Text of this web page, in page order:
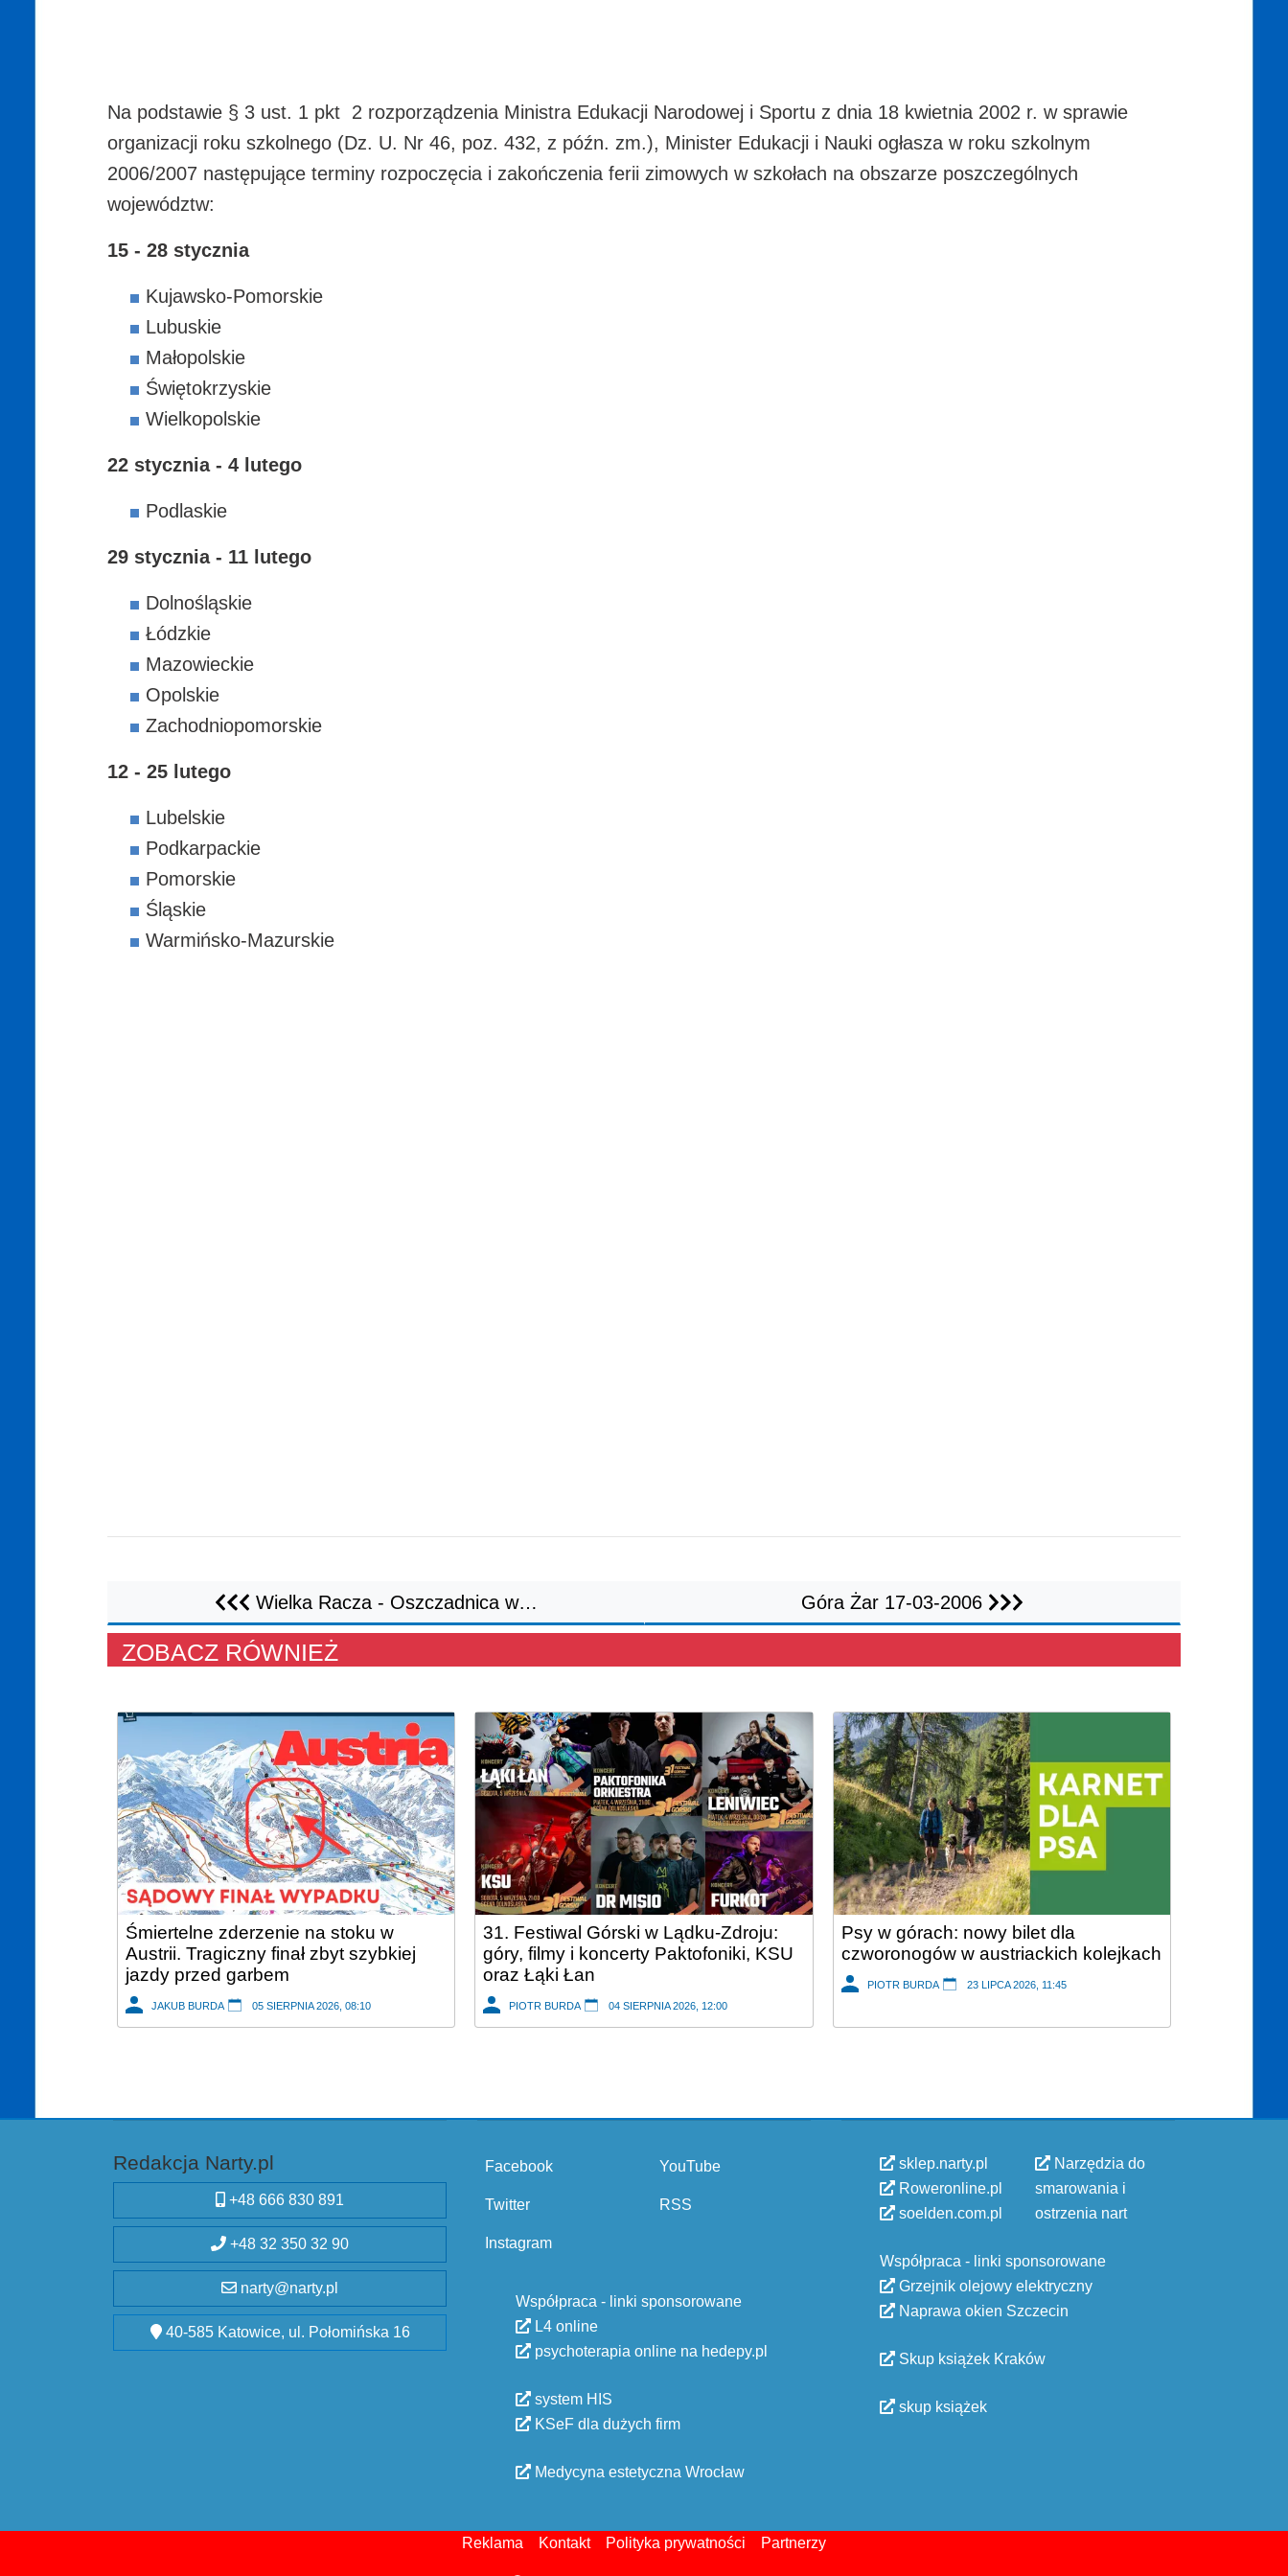
Na podstawie § 3 ust. 1 pkt 2 rozporządzenia Ministra Edukacji Narodowej i Sportu z dnia 18 kwietnia 2002 r. w sprawie
organizacji roku szkolnego (Dz. U. Nr 46, poz. 432, z późn. zm.), Minister Edukacji i Nauki ogłasza w roku szkolnym
2006/2007 następujące terminy rozpoczęcia i zakończenia ferii zimowych w szkołach na obszarze poszczególnych
województw:
15 - 28 stycznia
Kujawsko-Pomorskie
Lubuskie
Małopolskie
Świętokrzyskie
Wielkopolskie
22 stycznia - 4 lutego
Podlaskie
29 stycznia - 11 lutego
Dolnośląskie
Łódzkie
Mazowieckie
Opolskie
Zachodniopomorskie
12 - 25 lutego
Lubelskie
Podkarpackie
Pomorskie
Śląskie
Warmińsko-Mazurskie
Wielka Racza - Oszczadnica w… Góra Żar 17-03-2006
ZOBACZ RÓWNIEŻ
Śmiertelne zderzenie na stoku w
Austrii. Tragiczny finał zbyt szybkiej
jazdy przed garbem
JAKUB BURDA 05 SIERPNIA 2026, 08:10
31. Festiwal Górski w Lądku-Zdroju:
góry, filmy i koncerty Paktofoniki, KSU
oraz Łąki Łan
PIOTR BURDA 04 SIERPNIA 2026, 12:00
Psy w górach: nowy bilet dla
czworonogów w austriackich kolejkach
PIOTR BURDA 23 LIPCA 2026, 11:45
Redakcja Narty.pl
+48 666 830 891
+48 32 350 32 90
narty@narty.pl
40-585 Katowice, ul. Połomińska 16
Facebook
Twitter
Instagram
YouTube
RSS
Współpraca - linki sponsorowane
L4 online
psychoterapia online na hedepy.pl
system HIS
KSeF dla dużych firm
Medycyna estetyczna Wrocław
sklep.narty.pl
Roweronline.pl
soelden.com.pl
Narzędzia do
smarowania i
ostrzenia nart
Współpraca - linki sponsorowane
Grzejnik olejowy elektryczny
Naprawa okien Szczecin
Skup książek Kraków
skup książek
Reklama Kontakt Polityka prywatności Partnerzy